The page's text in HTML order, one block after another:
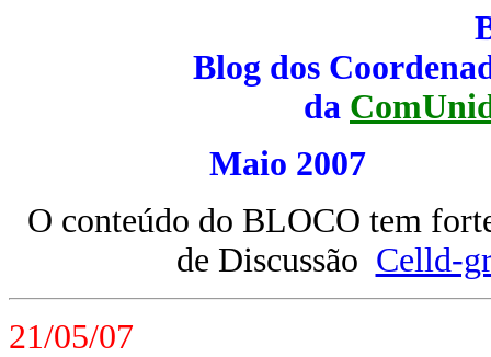
Blog dos
da
Maio
O conteúdo do BLOCO tem
de Discussão Celld-
21/05/07